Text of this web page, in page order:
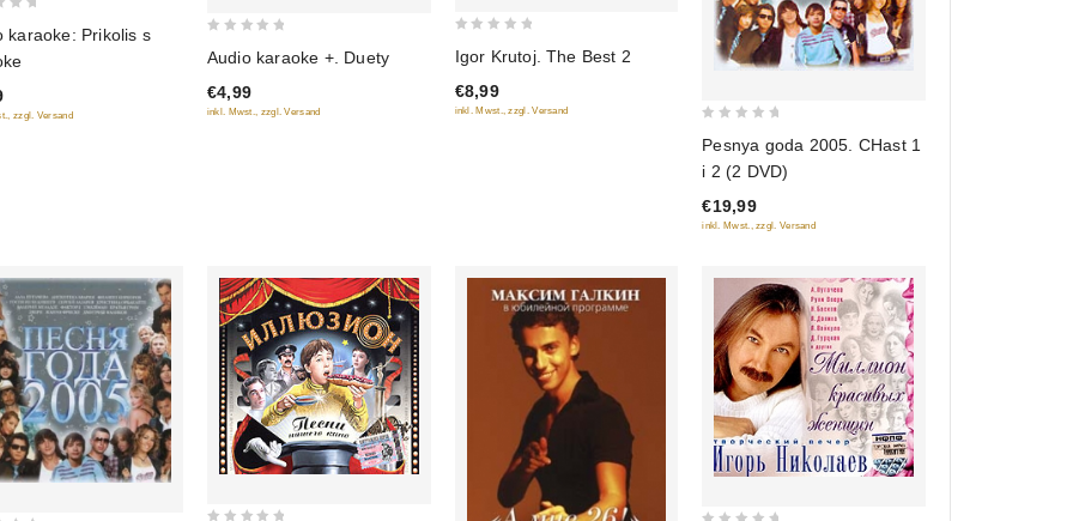
karaoke: Prikolis s
zzgl. Versand
of
5
Audio karaoke +. Duety
€4,99
inkl. Mwst., zzgl. Versand
out
of
5
Igor Krutoj. The Best 2
€8,99
inkl. Mwst., zzgl. Versand
of
5
Pesnya goda 2005. CHast 1
i 2 (2 DVD)
€19,99
inkl. Mwst., zzgl. Versand